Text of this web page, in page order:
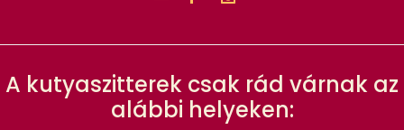
A kutyaszitterek csak rád várnak az
alábbi helyeken: